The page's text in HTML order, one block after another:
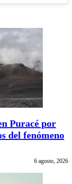
Puracé por
del fenómeno
6 agosto, 2026